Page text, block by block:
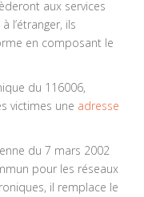
aux services
l’étranger, ils
en composant le
du 116006,
victimes une adresse
du 7 mars 2002
pour les réseaux
il remplace le